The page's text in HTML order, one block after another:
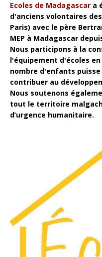
Ecoles de Madagascar a
d'anciens volontaires
Paris) avec le père
MEP à Madagascar
Nous participons à la
l'équipement d'écoles
nombre d'enfants
contribuer au
Nous soutenons
tout le territoire
d’urgence humanitaire.